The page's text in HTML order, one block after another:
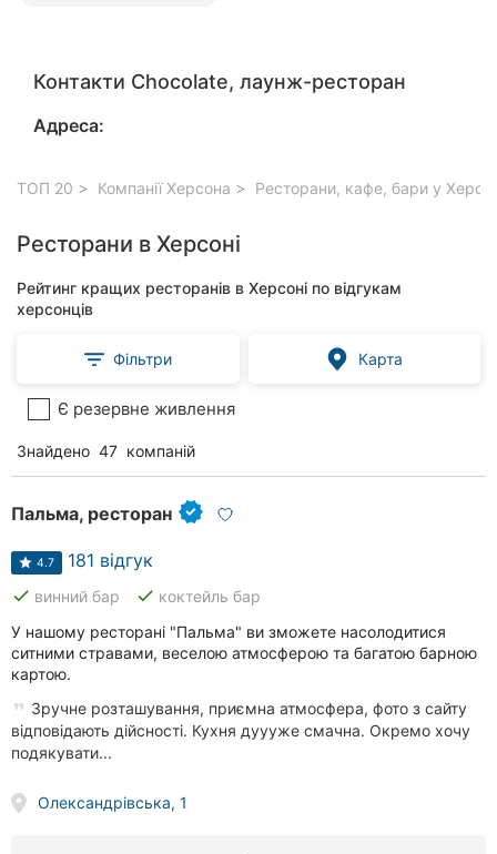
Контакти Chocolate, лаунж-ресторан
Адреса:
ТОП 20 Компанії Херсона Ресторани, кафе, бари у
Ресторани в Херсоні
Рейтинг кращих ресторанів в Херсоні по відгукам
херсонців
Фільтри Карта
Є резервне живлення
Знайдено 47 компаній
Пальма, ресторан
4.7 181 відгук
done винний бар done коктейль бар
У нашому ресторані "Пальма" ви зможете насолодитися
ситними стравами, веселою атмосферою та багатою барною
картою.
Зручне розташування, приємна атмосфера, фото з сайту
відповідають дійсності. Кухня дуууже смачна. Окремо хочу
подякувати...
Олександрівська, 1